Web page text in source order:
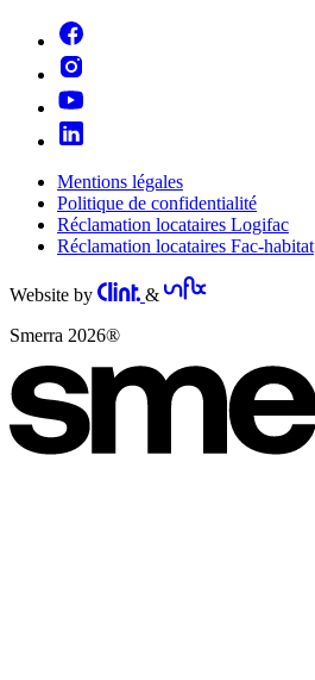
Mentions légales
Politique de confidentialité
Réclamation locataires Logifac
Réclamation locataires Fac-habitat
Website by
&
Smerra 2026®